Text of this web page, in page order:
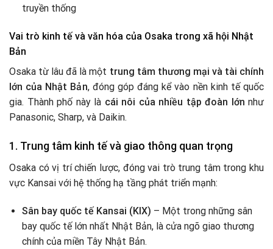
truyền thống
Vai trò kinh tế và văn hóa của Osaka trong xã hội Nhật
Bản
Osaka từ lâu đã là một trung tâm thương mại và tài chính
lớn của Nhật Bản, đóng góp đáng kể vào nền kinh tế quốc
gia. Thành phố này là cái nôi của nhiều tập đoàn lớn như
Panasonic, Sharp, và Daikin.
1. Trung tâm kinh tế và giao thông quan trọng
Osaka có vị trí chiến lược, đóng vai trò trung tâm trong khu
vực Kansai với hệ thống hạ tầng phát triển mạnh:
Sân bay quốc tế Kansai (KIX) – Một trong những sân
bay quốc tế lớn nhất Nhật Bản, là cửa ngõ giao thương
chính của miền Tây Nhật Bản.